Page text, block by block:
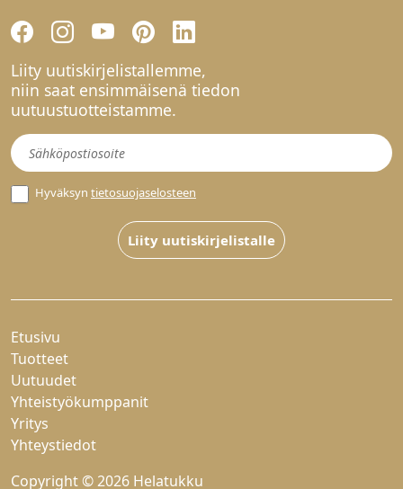
Liity uutiskirjelistallemme,
niin saat ensimmäisenä tiedon
uutuustuotteistamme.
Uutiskirje
Hyväksyn tietosuojaselosteen
Liity uutiskirjelistalle
Etusivu
Tuotteet
Uutuudet
Yhteistyökumppanit
Yritys
Yhteystiedot
Copyright © 2026 Helatukku